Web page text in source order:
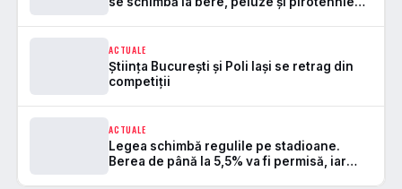
ACTUALE
Știința București și Poli Iași se retrag din
competiții
ACTUALE
Legea schimbă regulile pe stadioane.
Berea de până la 5,5% va fi permisă, iar